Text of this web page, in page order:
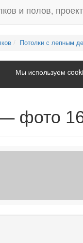
Потолки с лепным
Мы используем
фото